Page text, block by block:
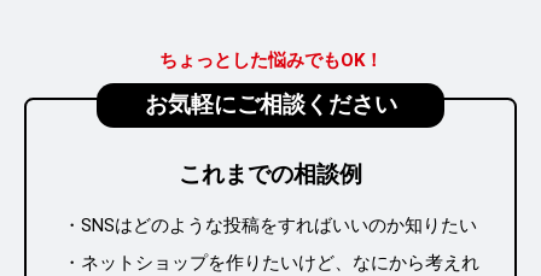
ちょっとした悩みでもOK！
お気軽にご相談ください
これまでの相談例
SNSはどのような投稿をすればいいのか知りたい
ネットショップを作りたいけど、なにから考えれ